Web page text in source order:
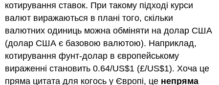
котирування ставок. При такому підході курси
валют виражаються в плані того, скільки
валютних одиниць можна обміняти на долар США
(долар США є базовою валютою). Наприклад,
котирування фунт-долар в європейському
вираженні становить 0.64/US$1 (£/US$1). Хоча це
пряма цитата для когось у Європі, це непряма